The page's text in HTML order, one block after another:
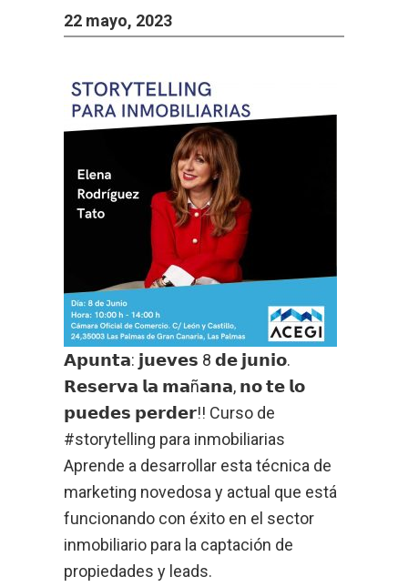
22 mayo, 2023
𝗔𝗽𝘂𝗻𝘁𝗮: 𝗷𝘂𝗲𝘃𝗲𝘀 8 𝗱𝗲 𝗷𝘂𝗻𝗶𝗼.
𝗥𝗲𝘀𝗲𝗿𝘃𝗮 𝗹𝗮 𝗺𝗮ñ𝗮𝗻𝗮, 𝗻𝗼 𝘁𝗲 𝗹𝗼
𝗽𝘂𝗲𝗱𝗲𝘀 𝗽𝗲𝗿𝗱𝗲𝗿!! Curso de
#storytelling para inmobiliarias
Aprende a desarrollar esta técnica de
marketing novedosa y actual que está
funcionando con éxito en el sector
inmobiliario para la captación de
propiedades y leads.